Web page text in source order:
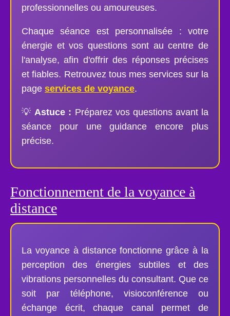
professionnelles ou amoureuses.
Chaque séance est personnalisée : votre
énergie et vos questions sont au centre de
l'analyse, afin d'offrir des réponses précises
et fiables. Retrouvez tous mes services sur la
page services de voyance.
💡 Astuce : Préparez vos questions avant la
séance pour une guidance encore plus
précise.
Fonctionnement de la voyance à
distance
La voyance à distance fonctionne grâce à la
perception des énergies subtiles et des
vibrations personnelles du consultant. Que ce
soit par téléphone, visioconférence ou
échange écrit, chaque canal permet de